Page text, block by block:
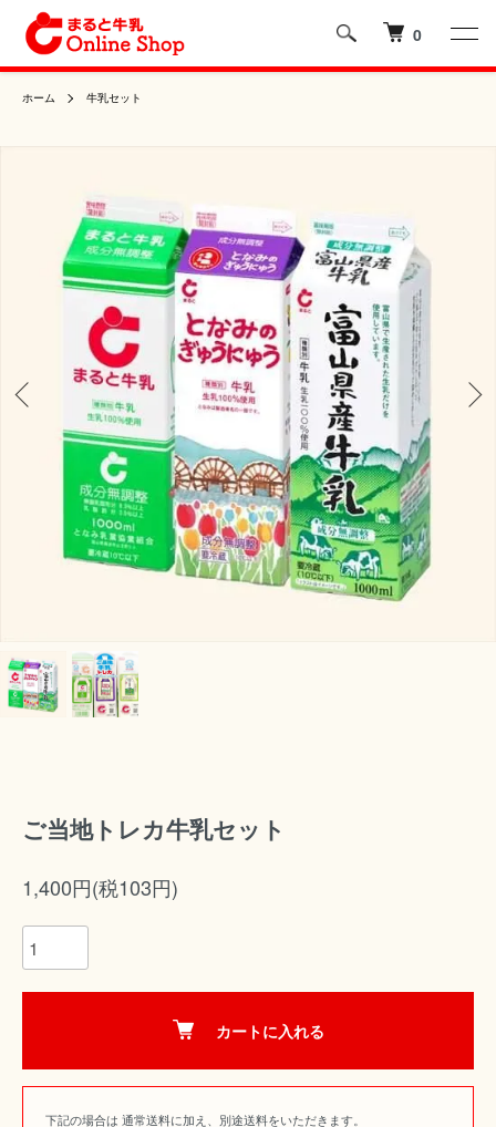
0
ホーム 牛乳セット
ご当地トレカ牛乳セット
1,400円(税103円)
カートに入れる
下記の場合は 通常送料に加え、別途送料をいただきます。